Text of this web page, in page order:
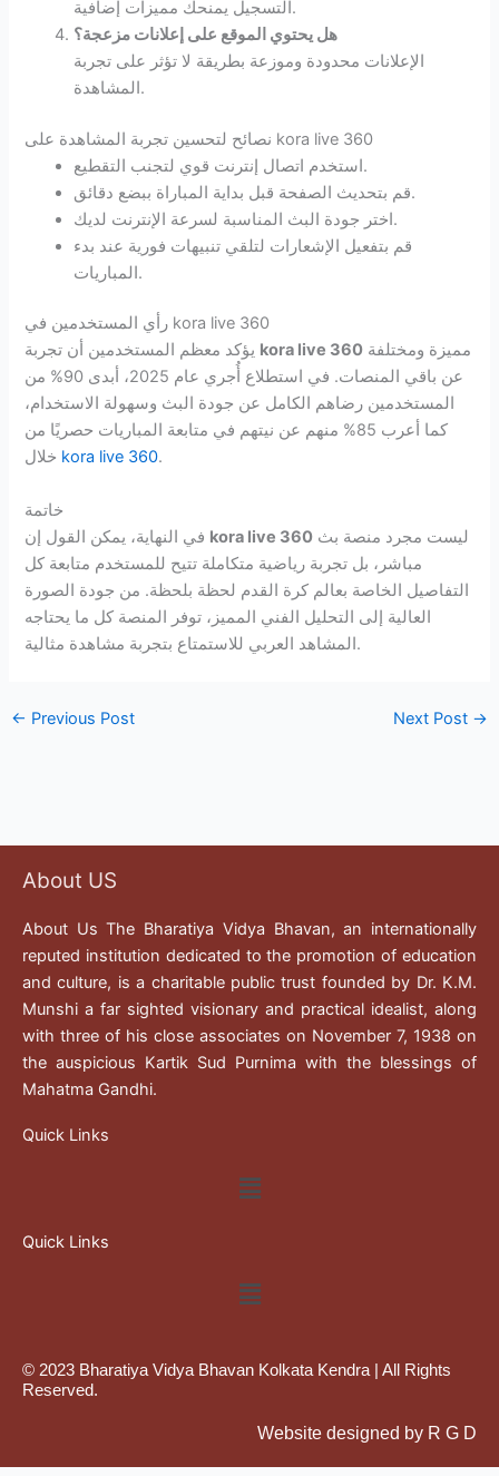
التسجيل يمنحك مميزات إضافية.
هل يحتوي الموقع على إعلانات مزعجة؟
الإعلانات محدودة وموزعة بطريقة لا تؤثر على تجربة
المشاهدة.
نصائح لتحسين تجربة المشاهدة على kora live 360
استخدم اتصال إنترنت قوي لتجنب التقطيع.
قم بتحديث الصفحة قبل بداية المباراة ببضع دقائق.
اختر جودة البث المناسبة لسرعة الإنترنت لديك.
قم بتفعيل الإشعارات لتلقي تنبيهات فورية عند بدء
المباريات.
رأي المستخدمين في kora live 360
kora live 360
عن باقي المنصات. في استطلاع أُجري عام 2025، أبدى 90% من
المستخدمين رضاهم الكامل عن جودة البث وسهولة الاستخدام،
كما أعرب 85% منهم عن نيتهم في متابعة المباريات حصريًا من
kora live 360.
خاتمة
kora live 360
مباشر، بل تجربة رياضية متكاملة تتيح للمستخدم متابعة كل
التفاصيل الخاصة بعالم كرة القدم لحظة بلحظة. من جودة الصورة
العالية إلى التحليل الفني المميز، توفر المنصة كل ما يحتاجه
المشاهد العربي للاستمتاع بتجربة مشاهدة مثالية.
← Previous Post Next Post →
About US
About Us The Bharatiya Vidya Bhavan, an internationally
reputed institution dedicated to the promotion of education
and culture, is a charitable public trust founded by Dr. K.M.
Munshi a far sighted visionary and practical idealist, along
with three of his close associates on November 7, 1938 on
the auspicious Kartik Sud Purnima with the blessings of
Mahatma Gandhi.
Quick Links
Menu
Quick Links
Menu
© 2023 Bharatiya Vidya Bhavan Kolkata Kendra | All Rights
Reserved.
Website designed by R G D